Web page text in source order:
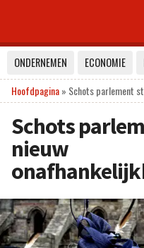
ONDERNEMEN ECONOMIE
Hoofdpagina» Schots parlement
Schots
nieuw